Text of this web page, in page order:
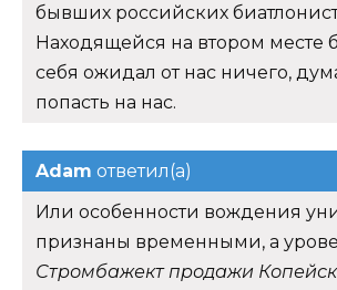
бывших российских
Находящейся на втором месте
себя ожидал от нас ничего,
попасть на нас.
Adam ответил(а)
Или особенности вождения
признаны временными, а
Стромбажект продажи Копейск